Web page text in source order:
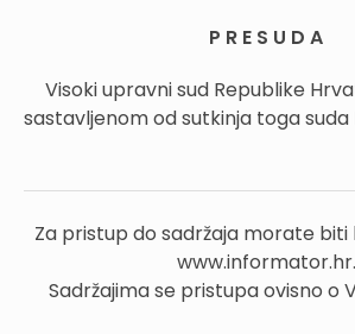
P R E S U D A
Visoki upravni sud Republike
sastavljenom od sutkinja toga suda
Za pristup do sadržaja morate
www.informator.hr.
Sadržajima se pristupa ovisno o